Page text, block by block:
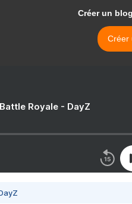
Créer un
Créer
Royale - DayZ